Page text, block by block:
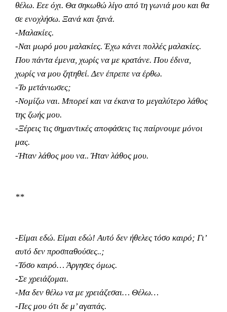
θέλω. Εεε όχι. Θα σηκωθώ λίγο από τη γωνιά μου και θα
σε ενοχλήσω. Ξανά και ξανά.
-Μαλακίες.
-Ναι μωρό μου μαλακίες. Έχω κάνει πολλές μαλακίες.
Που πάντα έμενα, χωρίς να με κρατάνε. Που έδινα,
χωρίς να μου ζητηθεί. Δεν έπρεπε να έρθω.
-Το μετάνιωσες;
-Νομίζω ναι. Μπορεί και να έκανα το μεγαλύτερο λάθος
της ζωής μου.
-Ξέρεις τις σημαντικές αποφάσεις τις παίρνουμε μόνοι
μας.
-Ήταν λάθος μου να.. Ήταν λάθος μου.
**
-Είμαι εδώ. Είμαι εδώ! Αυτό δεν ήθελες τόσο καιρό; Γι’
αυτό δεν προσπαθούσες..;
-Τόσο καιρό… Άργησες όμως.
-Σε χρειάζομαι.
-Μα δεν θέλω να με χρειάζεσαι… Θέλω…
-Πες μου ότι δε μ’ αγαπάς.